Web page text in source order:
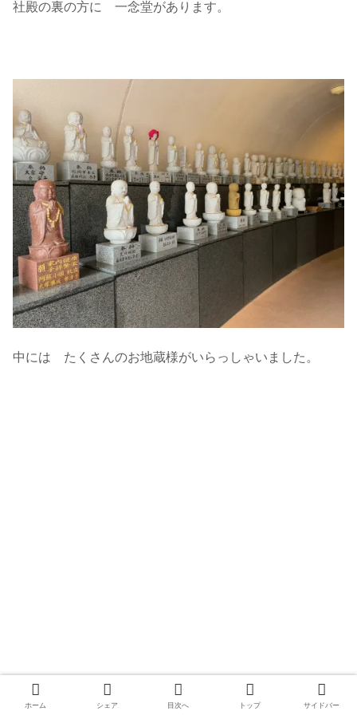
社殿の裏の方に 一念堂があります。
中には たくさんのお地蔵様がいらっしゃいました。
ホーム シェア 目次へ トップ サイドバー